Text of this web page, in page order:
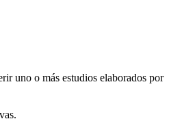
uno o más estudios elaborados por